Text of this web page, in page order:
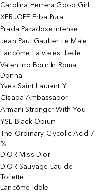
Carolina Herrera Good Girl
XERJOFF Erba Pura
Prada Paradoxe Intense
Jean Paul Gaultier Le Male
Lancôme La vie est belle
Valentino Born In Roma
Donna
Yves Saint Laurent Y
Gisada Ambassador
Armani Stronger With You
YSL Black Opium
The Ordinary Glycolic Acid 7
%
DIOR Miss Dior
DIOR Sauvage Eau de
Toilette
Lancôme Idôle